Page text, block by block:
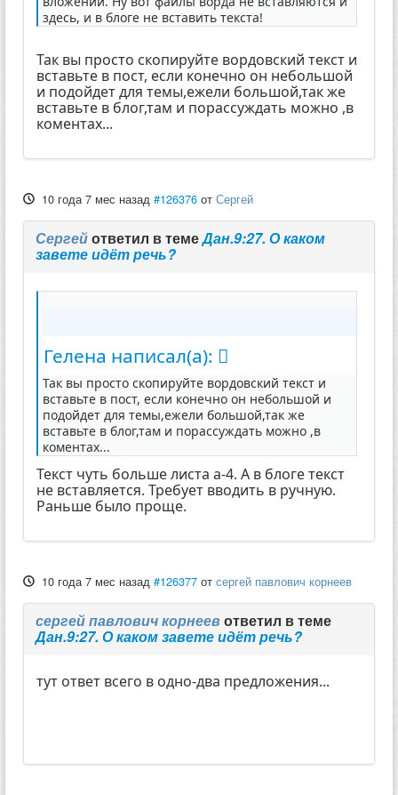
здесь, и в блоге не вставить текста!
Так вы просто скопируйте вордовский текст и
вставьте в пост, если конечно он небольшой
и подойдет для темы,ежели большой,так же
вставьте в блог,там и порассуждать можно ,в
коментах...
10 года 7 мес назад #126376 отСергей
Сергейответил в темеДан.9:27. О каком
завете идёт речь?
Гелена написал(а):
Так вы просто скопируйте вордовский текст и
вставьте в пост, если конечно он небольшой и
подойдет для темы,ежели большой,так же
вставьте в блог,там и порассуждать можно ,в
коментах...
Текст чуть больше листа а-4. А в блоге текст
не вставляется. Требует вводить в ручную.
Раньше было проще.
10 года 7 мес назад #126377 отсергей павлович корнеев
сергей павлович корнеевответил в теме
Дан.9:27. О каком завете идёт речь?
тут ответ всего в одно-два предложения...